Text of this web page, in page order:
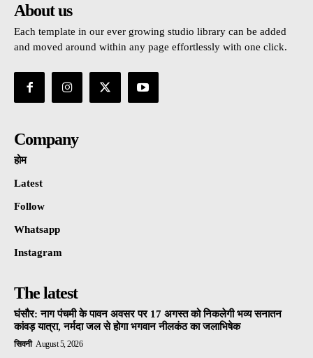
About us
Each template in our ever growing studio library can be added
and moved around within any page effortlessly with one click.
Company
होम
Latest
Follow
Whatsapp
Instagram
The latest
घंसौर: नाग पंचमी के पावन अवसर पर 17 अगस्त को निकलेगी भव्य सनातन
कांवड़ यात्रा, नर्मदा जल से होगा भगवान नीलकंठ का जलाभिषेक
सिवनी August 5, 2026